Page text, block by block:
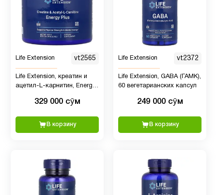
Кожа 1
Q10
(CoQ10)
2
Креатин 2
куркумин
Life Extension vt2565
Life Extension, креатин и
ацетил-L-карнитин, Energy
329 000 сӯм
В корзину
Life Extension vt2372
Life Extension, GABA (ГАМК),
60 вегетарианских капсул
249 000 сӯм
В корзину